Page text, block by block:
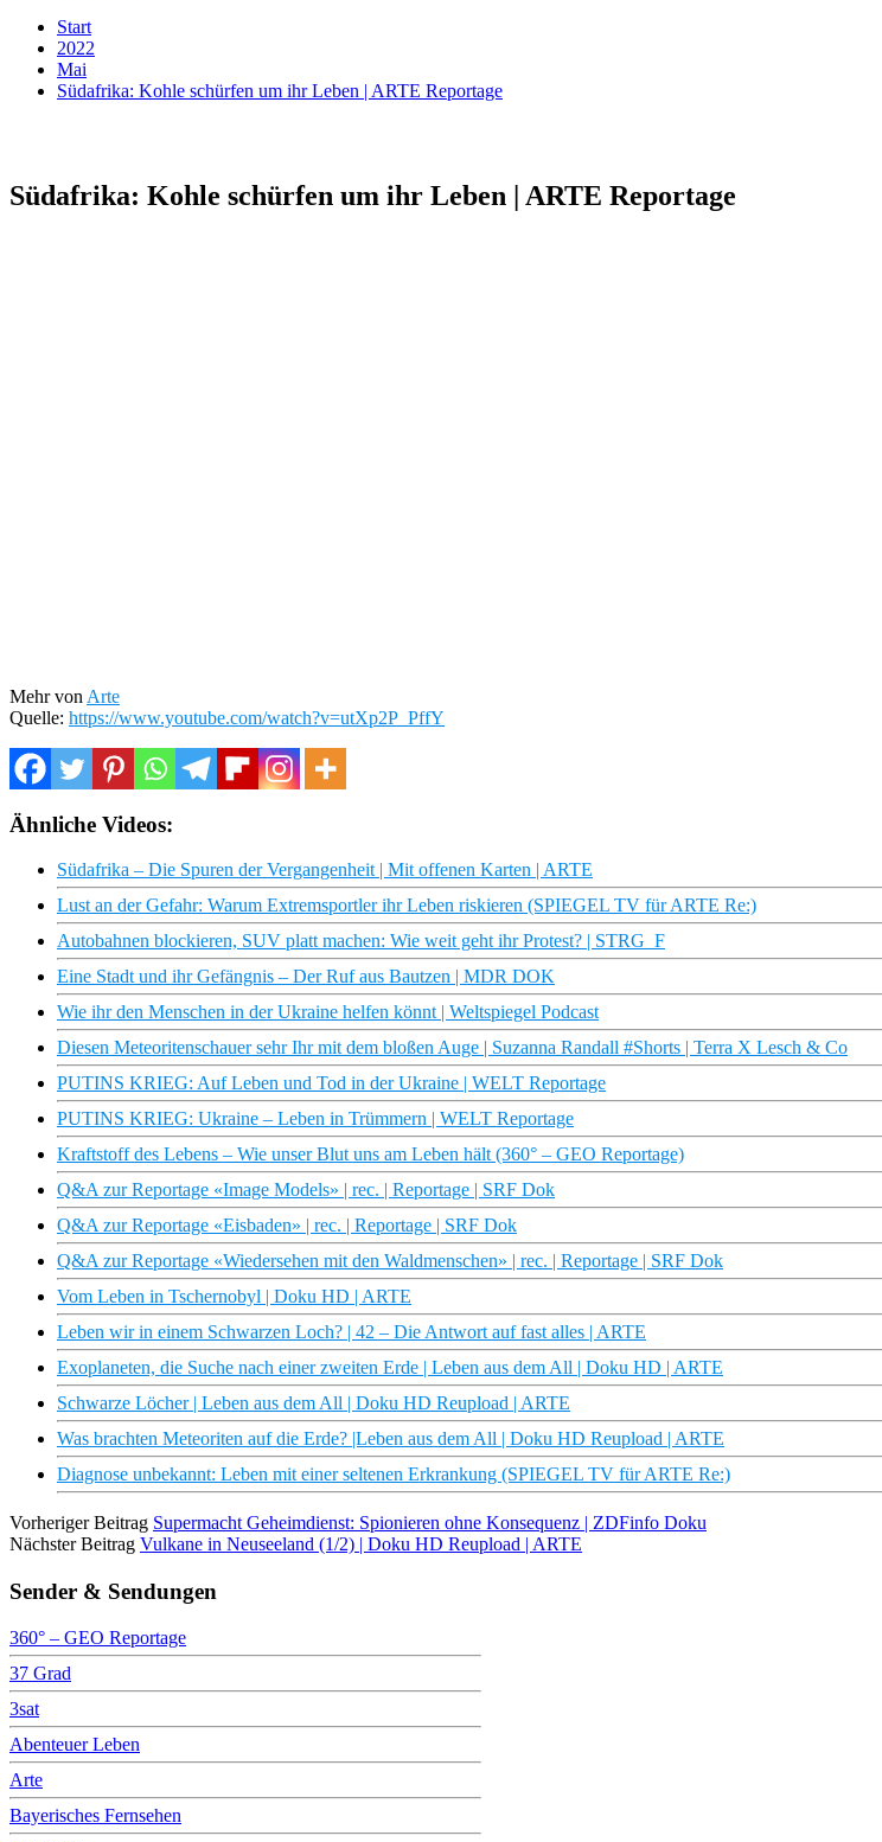
Start
2022
Mai
Südafrika: Kohle schürfen um ihr Leben | ARTE Reportage
Südafrika: Kohle schürfen um ihr Leben | ARTE Reportage
Mehr von Arte
Quelle: https://www.youtube.com/watch?v=utXp2P_PffY
Ähnliche Videos:
Südafrika – Die Spuren der Vergangenheit | Mit offenen Karten | ARTE
Lust an der Gefahr: Warum Extremsportler ihr Leben riskieren (SPIEGEL TV für ARTE Re:)
Autobahnen blockieren, SUV platt machen: Wie weit geht ihr Protest? | STRG_F
Eine Stadt und ihr Gefängnis – Der Ruf aus Bautzen | MDR DOK
Wie ihr den Menschen in der Ukraine helfen könnt | Weltspiegel Podcast
Diesen Meteoritenschauer sehr Ihr mit dem bloßen Auge | Suzanna Randall #Shorts | Terra X Lesch & Co
PUTINS KRIEG: Auf Leben und Tod in der Ukraine | WELT Reportage
PUTINS KRIEG: Ukraine – Leben in Trümmern | WELT Reportage
Kraftstoff des Lebens – Wie unser Blut uns am Leben hält (360° – GEO Reportage)
Q&A zur Reportage «Image Models» | rec. | Reportage | SRF Dok
Q&A zur Reportage «Eisbaden» | rec. | Reportage | SRF Dok
Q&A zur Reportage «Wiedersehen mit den Waldmenschen» | rec. | Reportage | SRF Dok
Vom Leben in Tschernobyl | Doku HD | ARTE
Leben wir in einem Schwarzen Loch? | 42 – Die Antwort auf fast alles | ARTE
Exoplaneten, die Suche nach einer zweiten Erde | Leben aus dem All | Doku HD | ARTE
Schwarze Löcher | Leben aus dem All | Doku HD Reupload | ARTE
Was brachten Meteoriten auf die Erde? |Leben aus dem All | Doku HD Reupload | ARTE
Diagnose unbekannt: Leben mit einer seltenen Erkrankung (SPIEGEL TV für ARTE Re:)
Vorheriger Beitrag Supermacht Geheimdienst: Spionieren ohne Konsequenz | ZDFinfo Doku
Nächster Beitrag Vulkane in Neuseeland (1/2) | Doku HD Reupload | ARTE
Sender & Sendungen
360° – GEO Reportage
37 Grad
3sat
Abenteuer Leben
Arte
Bayerisches Fernsehen